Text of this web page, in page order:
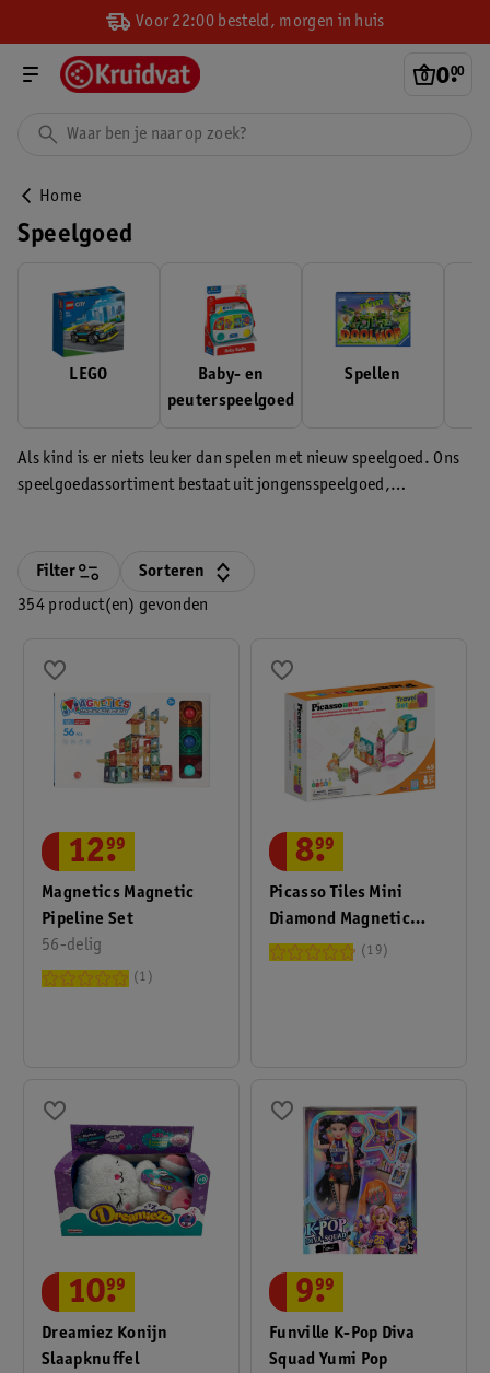
Voor 22:00 besteld, morgen in huis
0.
00
Home
Speelgoed
LEGO
Baby- en
peuterspeelgoed
Spellen
Als kind is er niets leuker dan spelen met nieuw speelgoed. Ons
speelgoedassortiment bestaat uit jongensspeelgoed,
kleintje!
354 product(en) gevonden
Filter Sorteren
Magnetics Magnetic
Pipeline Set
56-delig
12.
99
1
Picasso Tiles Mini
Diamond Magnetic
Marble Run Track Set
8.
99
19
Dreamiez Konijn
Slaapknuffel
10.
99
Funville K-Pop Diva
Squad Yumi Pop
9.
99